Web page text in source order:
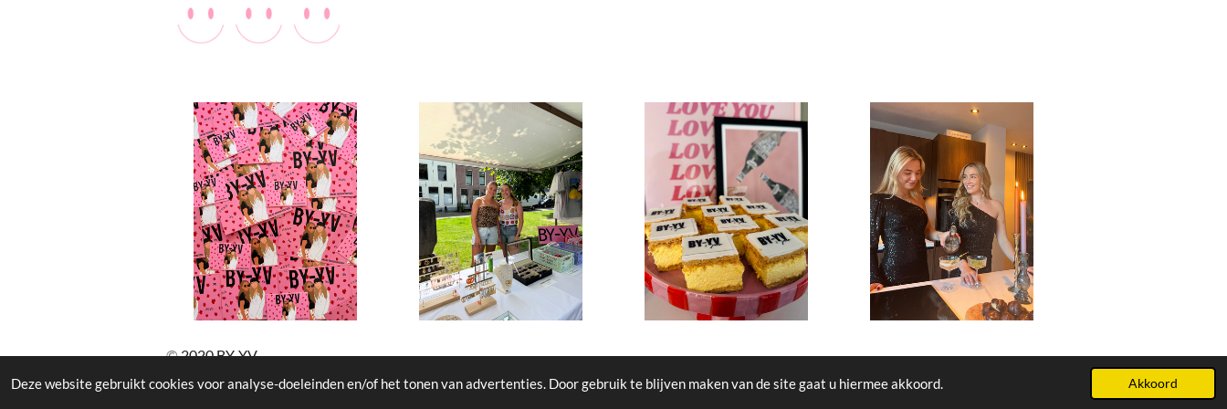
Deze website gebruikt cookies voor analyse-doeleinden en/of het tonen van advertenties. Door gebruik te blijven maken van de site gaat u hiermee akkoord. Akkoord
©2020 BY-YV